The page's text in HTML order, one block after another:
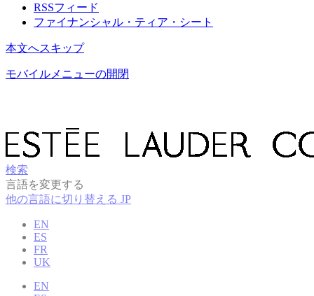
RSSフィード
ファイナンシャル・ティア・シート
本文へスキップ
モバイルメニューの開閉
検索
言語を変更する
他の言語に切り替える JP
EN
ES
FR
UK
EN